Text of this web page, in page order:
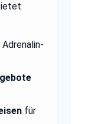
für